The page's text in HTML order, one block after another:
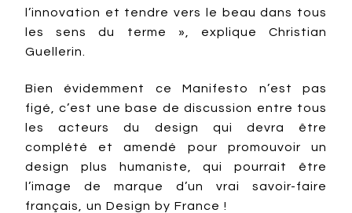
l’innovation et tendre vers le beau dans tous
les sens du terme », explique Christian
Guellerin.
Bien évidemment ce Manifesto n’est pas
figé, c’est une base de discussion entre tous
les acteurs du design qui devra être
complété et amendé pour promouvoir un
design plus humaniste, qui pourrait être
l’image de marque d’un vrai savoir-faire
français, un Design by France !